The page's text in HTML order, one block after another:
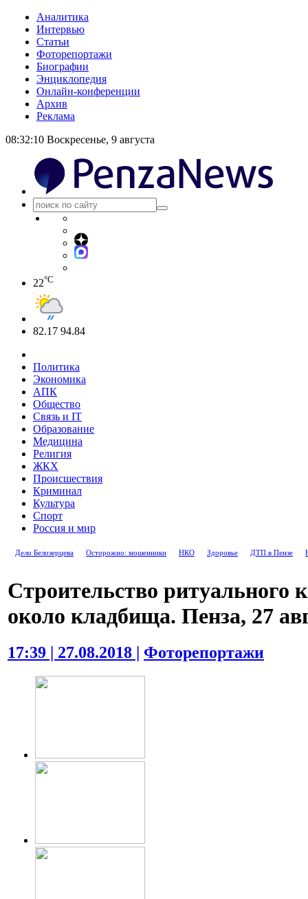
Аналитика
Интервью
Статьи
Фоторепортажи
Биографии
Энциклопедия
Онлайн-конференции
Архив
Реклама
08:32:10 Воскресенье, 9 августа
22°C
82.17 94.84
Политика
Экономика
АПК
Общество
Связь и IT
Образование
Медицина
Религия
ЖКХ
Происшествия
Криминал
Культура
Спорт
Россия и мир
Дело Белозерцева Осторожно: мошенники НКО Здоровье ДТП в Пензе
Строительство ритуального
около кладбища. Пенза, 27
17:39 | 27.08.2018 | Фоторепортажи